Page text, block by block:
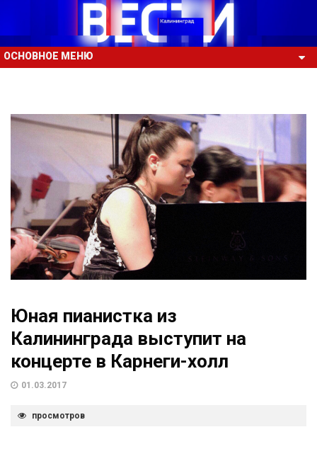
ОСНОВНОЕ МЕНЮ
Юная пианистка из
Калининграда выступит на
концерте в Карнеги-холл
01.03.2017
просмотров